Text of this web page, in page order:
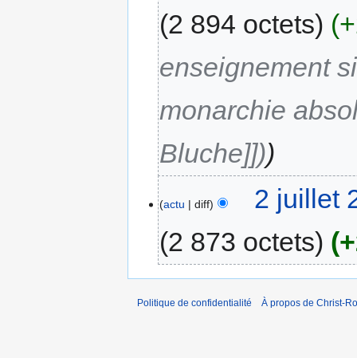
2 894 octets
enseignement
monarchie
Bluche]])
actu diff
2 juillet
2 873 octets
Politique de confidentialité À propos de Christ-